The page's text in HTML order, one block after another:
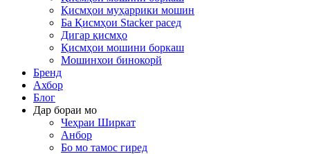
Қисмҳои муҳаррики мошин
Ба Қисмҳои Stacker расед
Дигар қисмҳо
Қисмҳои мошини боркаш
Мошинхои бинокорй
Бренд
Ахбор
Блог
Дар бораи мо
Чеҳраи Ширкат
Анбор
Бо мо тамос гиред